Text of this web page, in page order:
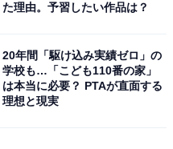
た理由。予習したい作品は？
20年間「駆け込み実績ゼロ」の
学校も…「こども110番の家」
は本当に必要？ PTAが直面する
理想と現実